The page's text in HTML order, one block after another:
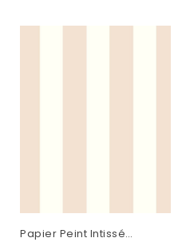
Papier Peint Intissé